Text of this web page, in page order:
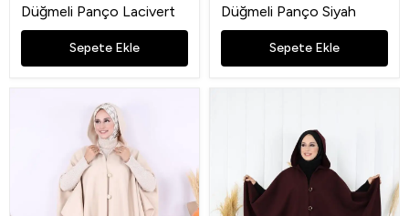
Düğmeli Panço Lacivert
Sepete Ekle
Düğmeli Panço Siyah
Sepete Ekle